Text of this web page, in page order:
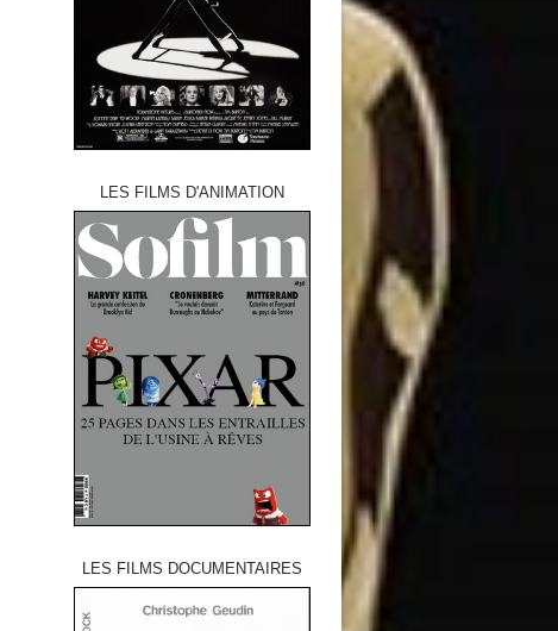
LES FILMS D'ANIMATION
LES FILMS DOCUMENTAIRES